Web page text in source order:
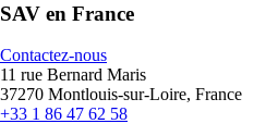
SAV en France
Contactez-nous
11 rue Bernard Maris
37270 Montlouis-sur-Loire, France
+33 1 86 47 62 58